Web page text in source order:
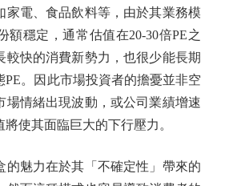
電、食品飲料等，由於其業務模
額穩定，通常估值在20-30倍PE之
較快的消費新勢力，也很少能長期
PE。因此市場投資者的擔憂並非空
場情緒出現波動，或公司業績增速
使其面臨巨大的下行壓力。
魅力在於其「不確定性」帶來的